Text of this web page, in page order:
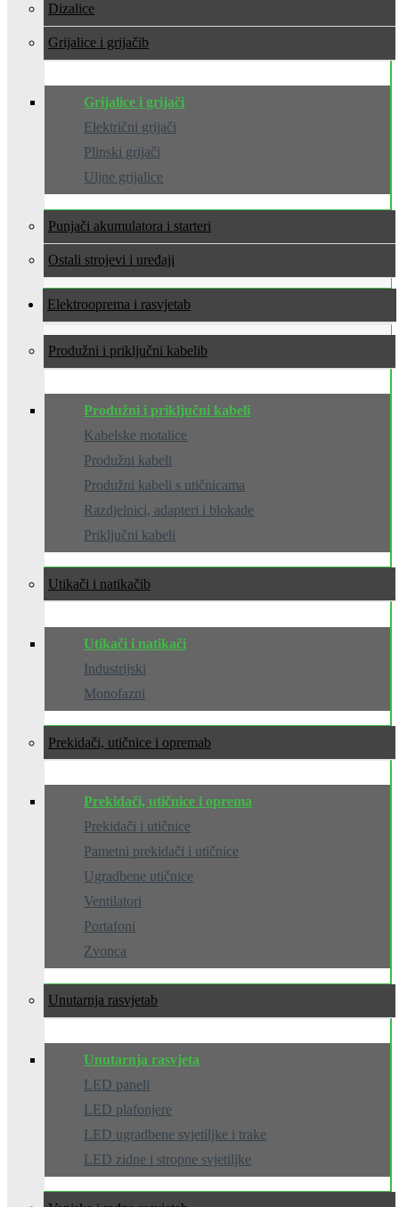
Dizalice
Grijalice i grijači
Grijalice i grijači
Električni grijači
Plinski grijači
Uljne grijalice
Punjači akumulatora i starteri
Ostali strojevi i uređaji
Elektrooprema i rasvjeta
Produžni i priključni kabeli
Produžni i priključni kabeli
Kabelske motalice
Produžni kabeli
Produžni kabeli s utičnicama
Razdjelnici, adapteri i blokade
Priključni kabeli
Utikači i natikači
Utikači i natikači
Industrijski
Monofazni
Prekidači, utičnice i oprema
Prekidači, utičnice i oprema
Prekidači i utičnice
Pametni prekidači i utičnice
Ugradbene utičnice
Ventilatori
Portafoni
Zvonca
Unutarnja rasvjeta
Unutarnja rasvjeta
LED paneli
LED plafonjere
LED ugradbene svjetiljke i trake
LED zidne i stropne svjetiljke